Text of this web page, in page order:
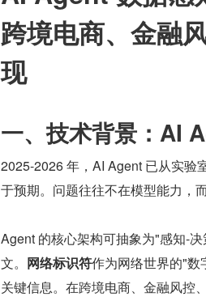
跨境电商、金融
现
一、技术背景：AI
2025-2026 年，AI Agent 已从实验
于预期。问题往往不在模型能力，
Agent 的核心架构可抽象为"感知-
文。 网络标识符作为网络世界的"数
关键信息。在跨境电商、金融风控